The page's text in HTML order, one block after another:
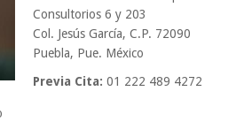
Consultorios 6 y 203
Col. Jesús García, C.P. 72090
Puebla, Pue. México
Previa Cita: 01 222 489 4272